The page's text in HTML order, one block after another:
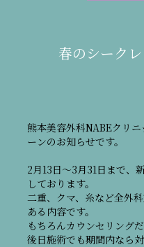
春のシーク
熊本美容外科NABEクリ
ーンのお知らせです。
2月13日～3月31日まで、
しております。
二重、クマ、糸など全外
ある内容です。
もちろんカウンセリング
後日施術でも期間内なら対